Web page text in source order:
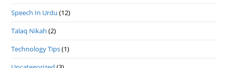
Speech In Urdu (12)
Talaq Nikah (2)
Technology Tips(1)